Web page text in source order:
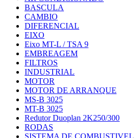
BASCULA
CAMBIO
DIFERENCIAL
EIXO
Eixo MT-L / TSA 9
EMBREAGEM
FILTROS
INDUSTRIAL
MOTOR
MOTOR DE ARRANQUE
MS-B 3025
MT-B 3025
Redutor Duoplan 2K250/300
RODAS
SISTEMA DE COMBUSTIVEL